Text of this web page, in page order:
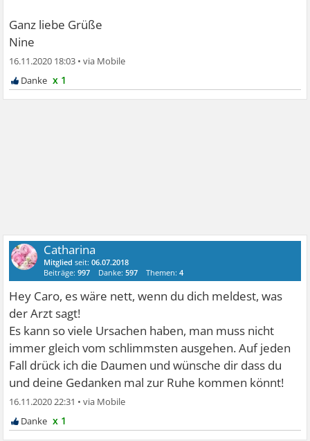
Ganz liebe Grüße
Nine
16.11.2020 18:03 •
x 1
Catharina
Mitglied seit:06.07.2018
Beiträge:997 Danke:597 Themen:4
Hey Caro, es wäre nett, wenn du dich meldest, was
der Arzt sagt!
Es kann so viele Ursachen haben, man muss nicht
immer gleich vom schlimmsten ausgehen. Auf jeden
Fall drück ich die Daumen und wünsche dir dass du
und deine Gedanken mal zur Ruhe kommen könnt!
16.11.2020 22:31 •
x 1